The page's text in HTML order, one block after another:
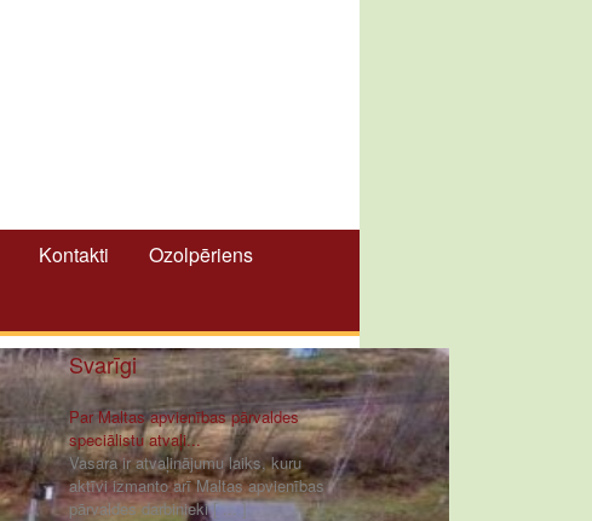
Kontakti
Ozolpēriens
Svarīgi
Par Maltas apvienības pārvaldes
speciālistu atvaļi...
Vasara ir atvaļinājumu laiks, kuru
aktīvi izmanto arī Maltas apvienības
pārvaldes darbinieki [ ... ]